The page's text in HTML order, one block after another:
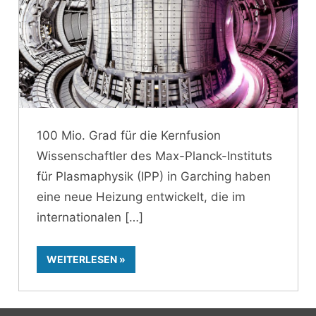
100 Mio. Grad für die Kernfusion
Wissenschaftler des Max-Planck-Instituts
für Plasmaphysik (IPP) in Garching haben
eine neue Heizung entwickelt, die im
internationalen
WEITERLESEN